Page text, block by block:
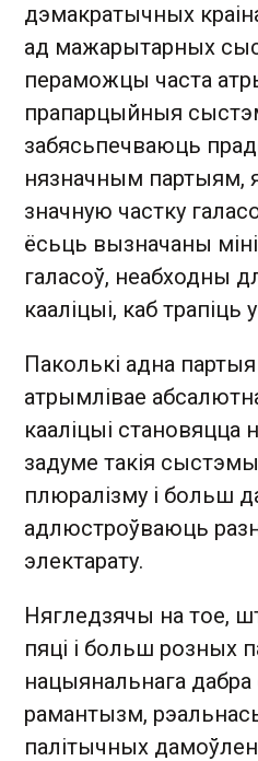
дэмакратычных
ад мажарытарных
пераможцы часта
прапарцыйныя
забясьпечваюць
нязначным партыям,
значную частку
ёсьць вызначаны
галасоў, неабходны
кааліцыі, каб трапіць
Паколькі адна
атрымлівае
кааліцыі
задуме такія
плюралізму і больш
адлюстроўваюць
электарату.
Нягледзячы на тое,
пяці і больш розных
нацыянальнага
рамантызм,
палітычных